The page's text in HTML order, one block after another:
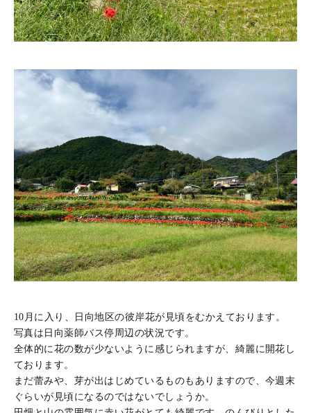
10月に入り、日向地区の彼岸花が見頃をむかえております。
写真は日向薬師バス停周辺の状況です。
全体的に花の数が少ないように感じられますが、綺麗に開花し
ております。
まだ蕾みや、芽が出はじめているものもありますので、今週末
ぐらいが見頃になるのではないでしょうか。